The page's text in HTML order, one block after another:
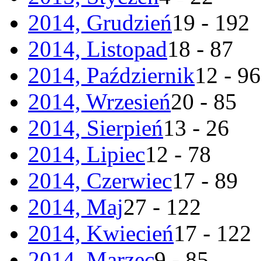
2014, Grudzień19 - 192
2014, Listopad18 - 87
2014, Październik12 - 96
2014, Wrzesień20 - 85
2014, Sierpień13 - 26
2014, Lipiec12 - 78
2014, Czerwiec17 - 89
2014, Maj27 - 122
2014, Kwiecień17 - 122